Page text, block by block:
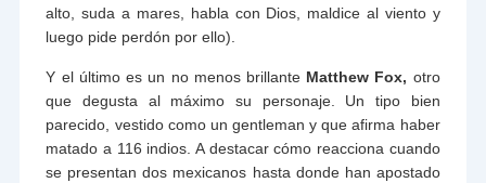
alto, suda a mares, habla con Dios, maldice al viento y
luego pide perdón por ello).
Y el último es un no menos brillante Matthew Fox, otro
que degusta al máximo su personaje. Un tipo bien
parecido, vestido como un gentleman y que afirma haber
matado a 116 indios. A destacar cómo reacciona cuando
se presentan dos mexicanos hasta donde han apostado